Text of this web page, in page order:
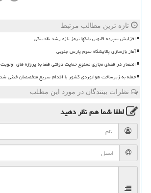
تازه ترین مطالب مرتبط
افزایش سپرده قانونی بانکها ترمز تازه رشد نقدینگی
آغاز بازسازی پالایشگاه سوم پارس جنوبی
انحصار در فضای مجازی ممنوع حمایت دولتی فقط به پروژه های
حمله به زیرساخت هوانوردی کشور با اقدام سریع متخصصان خنثی شد
نظرات بینندگان در مورد این مطلب
لطفا شما همنظر دهید